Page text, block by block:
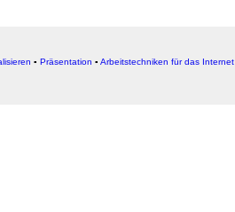
▪ Präsentation ▪ Arbeitstechniken für das Internet